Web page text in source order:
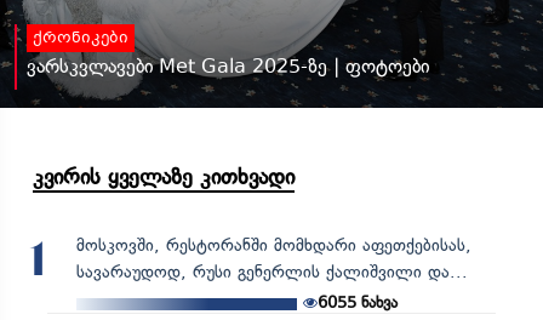
ქრონიკები
ვარსკვლავები Met Gala 2025-ზე | ფოტოები
კვირის ყველაზე კითხვადი
1
მოსკოვში, რესტორანში მომხდარი აფეთქებისას,
სავარაუდოდ, რუსი გენერლის ქალიშვილი და...
6055 ნახვა